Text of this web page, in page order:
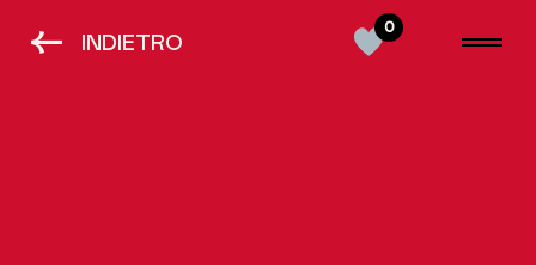
<- INDIETRO
0